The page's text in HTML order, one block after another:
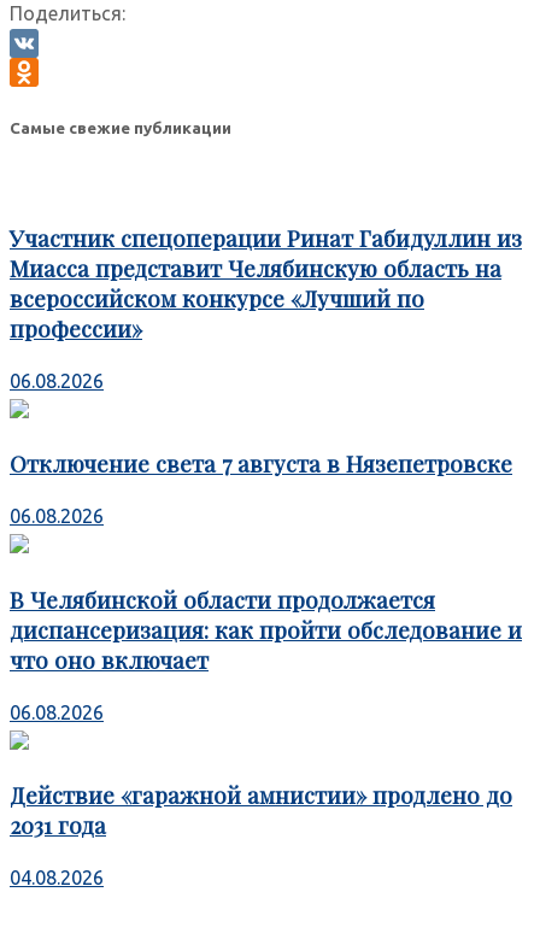
Поделиться:
VK
Самые свежие публикации
Участник спецоперации Ринат Габидуллин из
Миасса представит Челябинскую область на
всероссийском конкурсе «Лучший по
профессии»
06.08.2026
Отключение света 7 августа в Нязепетровске
06.08.2026
В Челябинской области продолжается
диспансеризация: как пройти обследование и
что оно включает
06.08.2026
Действие «гаражной амнистии» продлено до
2031 года
04.08.2026